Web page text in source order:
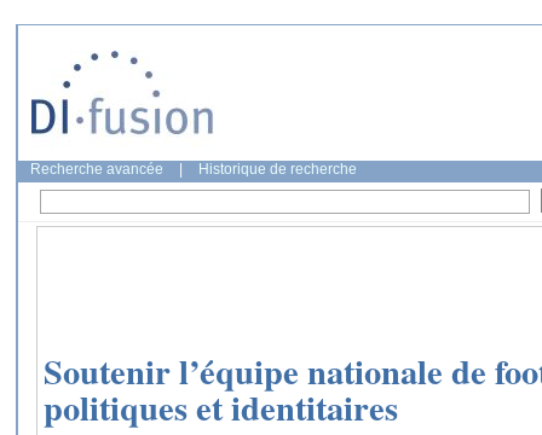
Recherche avancée Historique de recherche
Soutenir l’équipe nationale de
politiques et identitaires